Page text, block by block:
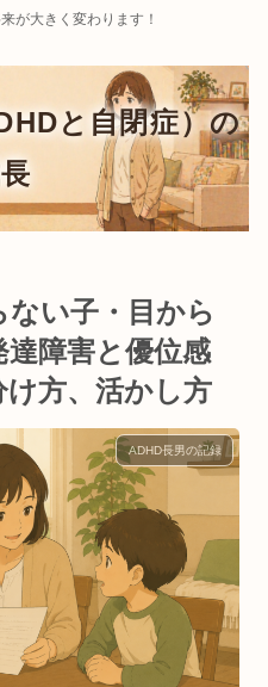
が大きく変わります！
い子・目から
障害と優位感
方、活かし方
ADHD長男の記録